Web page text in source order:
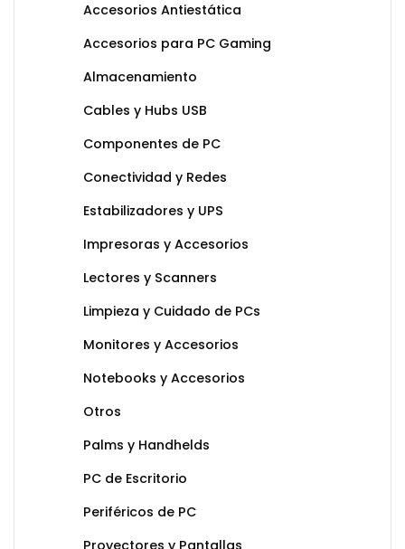
Accesorios Antiestática
Accesorios para PC Gaming
Almacenamiento
Cables y Hubs USB
Componentes de PC
Conectividad y Redes
Estabilizadores y UPS
Impresoras y Accesorios
Lectores y Scanners
Limpieza y Cuidado de PCs
Monitores y Accesorios
Notebooks y Accesorios
Otros
Palms y Handhelds
PC de Escritorio
Periféricos de PC